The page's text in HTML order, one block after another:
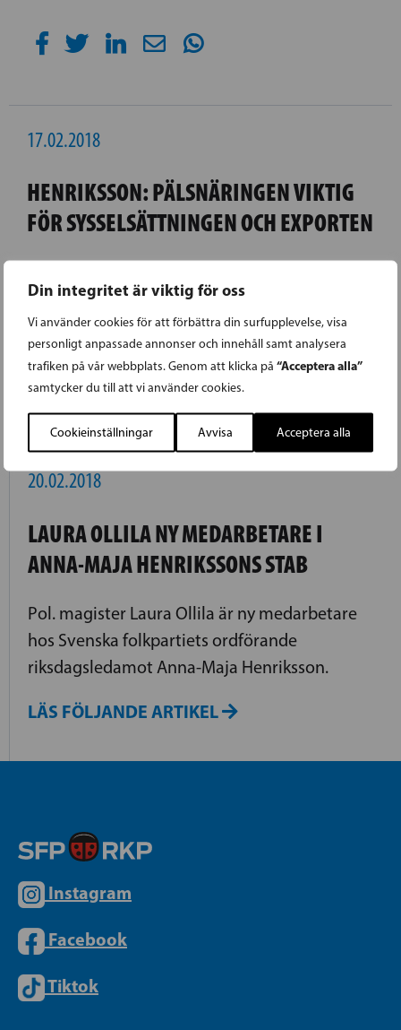
Din integritet är viktig för oss
Vi använder cookies för att förbättra din surfupplevelse, visa
personligt anpassade annonser och innehåll samt analysera
trafiken på vår webbplats. Genom att klicka på “Acceptera alla”
samtycker du till att vi använder cookies.
Cookieinställningar Avvisa Acceptera alla
17.02.2018
HENRIKSSON: PÄLSNÄRINGEN VIKTIG
FÖR SYSSELSÄTTNINGEN OCH EXPORTEN
kvalitet, spårbarhet, forskning och certifiering
är pälsdjursuppfödningen i Finland den bästa i
världen.
LÄS FÖREGÅENDE ARTIKEL
20.02.2018
LAURA OLLILA NY MEDARBETARE I
ANNA-MAJA HENRIKSSONS STAB
Pol. magister Laura Ollila är ny medarbetare
hos Svenska folkpartiets ordförande
riksdagsledamot Anna-Maja Henriksson.
LÄS FÖLJANDE ARTIKEL
Instagram
Facebook
Tiktok